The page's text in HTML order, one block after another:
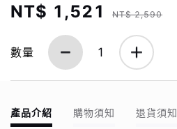
NT$ 1,521 NT$ 2,590
數量 1
產品介紹 購物須知 退貨須知